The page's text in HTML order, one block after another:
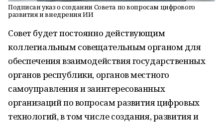
Подписан указ о создании Совета по вопросам цифрового
развития и внедрения ИИ
Совет будет постоянно действующим
коллегиальным совещательным органом для
обеспечения взаимодействия государственных
органов республики, органов местного
самоуправления и заинтересованных
организаций по вопросам развития цифровых
технологий, в том числе создания, развития и